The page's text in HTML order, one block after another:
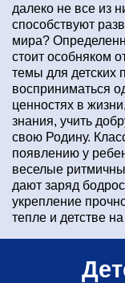
далеко не все из
способствуют
мира?
стоит особняком
темы для детских
восприниматься
ценностях в
знания, учить
свою Родину.
появлению у
веселые
дают заряд
укрепление
тепле и детстве